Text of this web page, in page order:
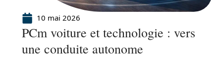
10 mai 2026
PCm voiture et technologie : vers
une conduite autonome